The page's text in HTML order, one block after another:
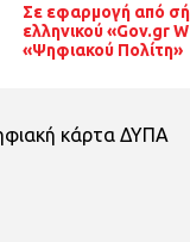
Σε εφαρμογή από
ελληνικού «Gov.gr
«Ψηφιακού Πολίτη»